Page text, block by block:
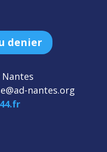
denier
Nantes
nantes.org